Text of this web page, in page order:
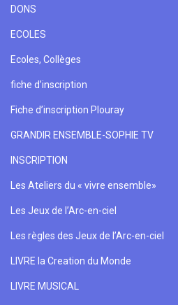
DONS
ECOLES
Ecoles, Collèges
fiche d’inscription
Fiche d’inscription Plouray
GRANDIR ENSEMBLE-SOPHIE TV
INSCRIPTION
Les Ateliers du « vivre ensemble»
Les Jeux de l’Arc-en-ciel
Les règles des Jeux de l’Arc-en-ciel
LIVRE la Creation du Monde
LIVRE MUSICAL